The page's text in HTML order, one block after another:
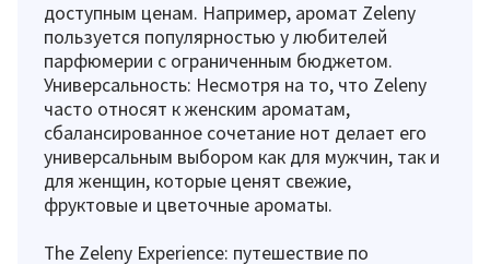
доступным ценам. Например, аромат Zeleny
пользуется популярностью у любителей
парфюмерии с ограниченным бюджетом.
Универсальность: Несмотря на то, что Zeleny
часто относят к женским ароматам,
сбалансированное сочетание нот делает его
универсальным выбором как для мужчин, так и
для женщин, которые ценят свежие,
фруктовые и цветочные ароматы.
The Zeleny Experience: путешествие по